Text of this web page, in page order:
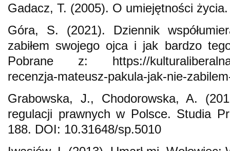
Gadacz, T. (2005). O umiejętności
Góra, S. (2021). Dziennik
zabiłem swojego ojca i jak bardzo
Pobrane z: https://
recenzja-mateusz-pakula-jak-nie-
Grabowska, J., Chodorowska, A.
regulacji prawnych w Polsce. Studia
188. DOI: 10.31648/sp.5010